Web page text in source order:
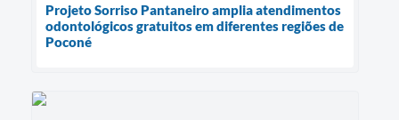
Projeto Sorriso Pantaneiro amplia atendimentos
odontológicos gratuitos em diferentes regiões de
Poconé